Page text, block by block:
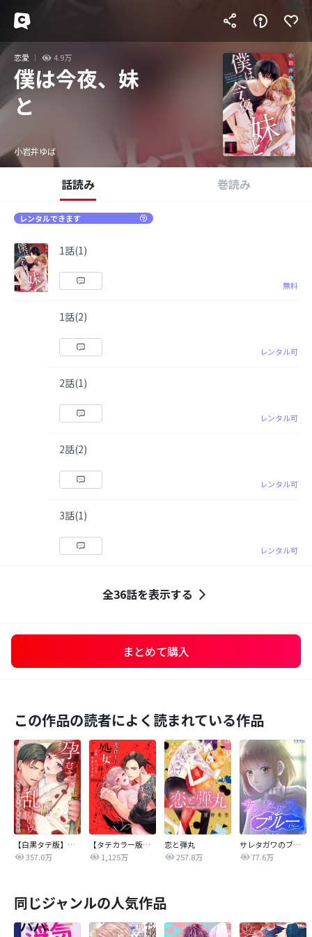
恋愛 4.9万
僕は今夜、妹
と
小岩井ゆば
話読み 巻読み
レンタルできます
1話(1)
無料
1話(2)
レンタル可
2話(1)
レンタル可
2話(2)
レンタル可
3話(1)
レンタル可
全36話を表示する
まとめて購入
この作品の読者によく読まれている作品
【白黒タテ版】孕むまで乱れいけ～身代わり花嫁と軍服の猛愛
357.0万
【タテカラー版】漣蒼士に処女を捧ぐ～さあ、じっくり愛でましょうか
1,125万
恋と弾丸
257.8万
サレタガワのブルー【タテヨミ】
77.6万
同じジャンルの人気作品